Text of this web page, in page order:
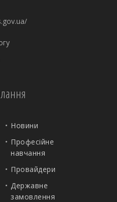
Новини
Професійне
навчання
Провайдери
Державне
замовлення